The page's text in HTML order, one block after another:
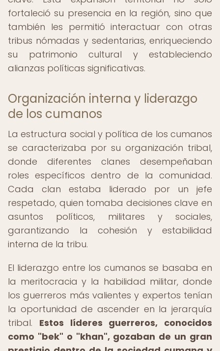
fortaleció su presencia en la región, sino que
también les permitió interactuar con otras
tribus nómadas y sedentarias, enriqueciendo
su patrimonio cultural y estableciendo
alianzas políticas significativas.
Organización interna y liderazgo
de los cumanos
La estructura social y política de los cumanos
se caracterizaba por su organización tribal,
donde diferentes clanes desempeñaban
roles específicos dentro de la comunidad.
Cada clan estaba liderado por un jefe
respetado, quien tomaba decisiones clave en
asuntos políticos, militares y sociales,
garantizando la cohesión y estabilidad
interna de la tribu.
El liderazgo entre los cumanos se basaba en
la meritocracia y la habilidad militar, donde
los guerreros más valientes y expertos tenían
la oportunidad de ascender en la jerarquía
tribal. Estos líderes guerreros, conocidos
como "bek" o "khan", gozaban de un gran